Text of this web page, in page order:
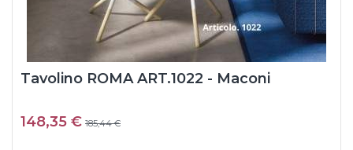
Tavolino ROMA ART.1022 - Maconi
148,35 € 185,44 €